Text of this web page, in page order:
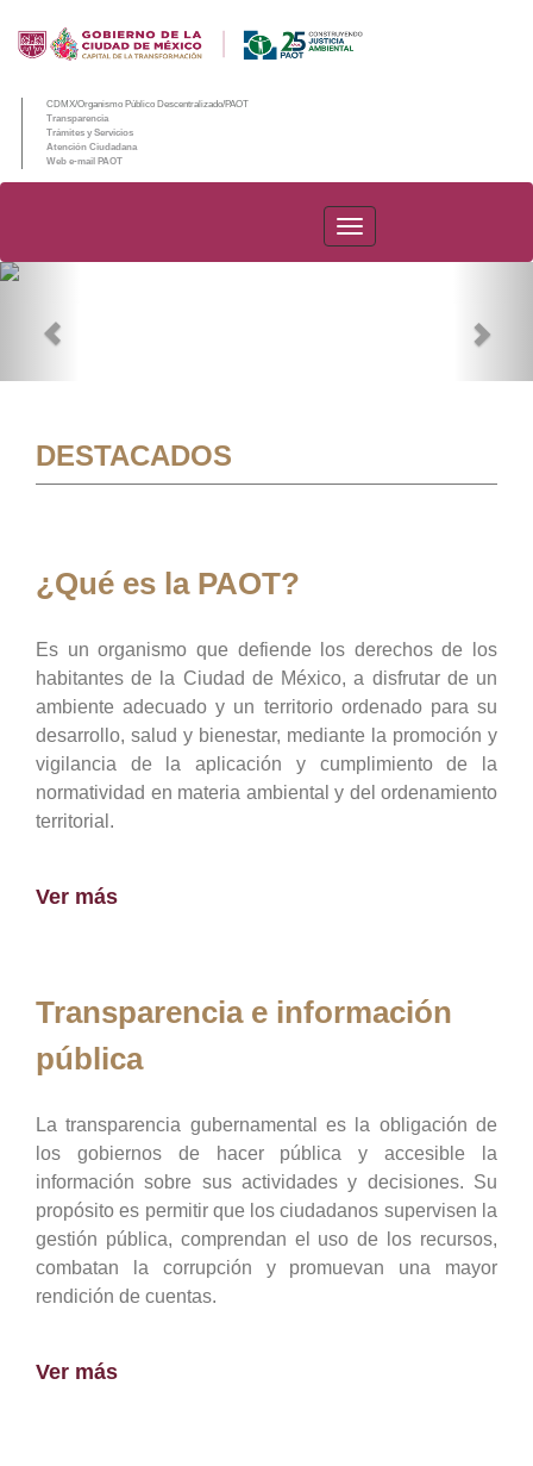
CDMX/Organismo Público Descentralizado/PAOT
Transparencia
Trámites y Servicios
Atención Ciudadana
Web e-mail PAOT
PAOT
DESTACADOS
¿Qué es la PAOT?
Es un organismo que defiende los derechos de los
habitantes de la Ciudad de México, a disfrutar de un
ambiente adecuado y un territorio ordenado para su
desarrollo, salud y bienestar, mediante la promoción y
vigilancia de la aplicación y cumplimiento de la
normatividad en materia ambiental y del ordenamiento
territorial.
Ver más
Transparencia e información
pública
La transparencia gubernamental es la obligación de
los gobiernos de hacer pública y accesible la
información sobre sus actividades y decisiones. Su
propósito es permitir que los ciudadanos supervisen la
gestión pública, comprendan el uso de los recursos,
combatan la corrupción y promuevan una mayor
rendición de cuentas.
Ver más